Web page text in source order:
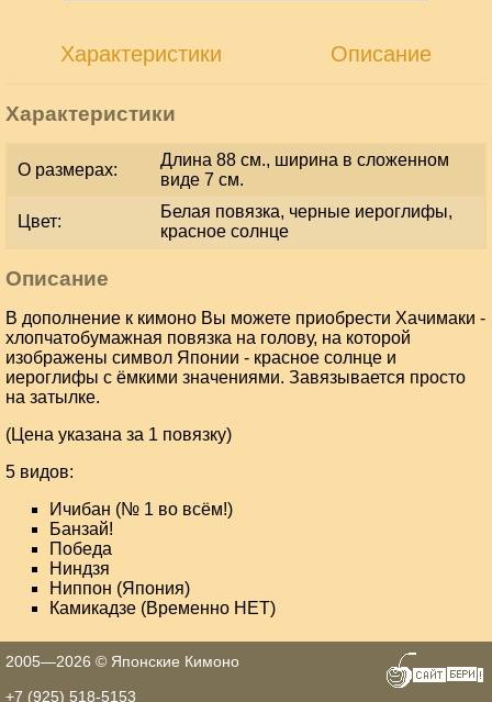
Характеристики Описание
Характеристики
О размерах:
Длина 88 см., ширина в сложенном
виде 7 см.
Цвет:
Белая повязка, черные иероглифы,
красное солнце
Описание
В дополнение к кимоно Вы можете приобрести Хачимаки -
хлопчатобумажная повязка на голову, на которой
изображены символ Японии - красное солнце и
иероглифы с ёмкими значениями. Завязывается просто
на затылке.
(Цена указана за 1 повязку)
5 видов:
Ичибан (№ 1 во всём!)
Банзай!
Победа
Ниндзя
Ниппон (Япония)
Камикадзе (Временно НЕТ)
2005—2026 © Японские Кимоно
+7 (925) 518-5153